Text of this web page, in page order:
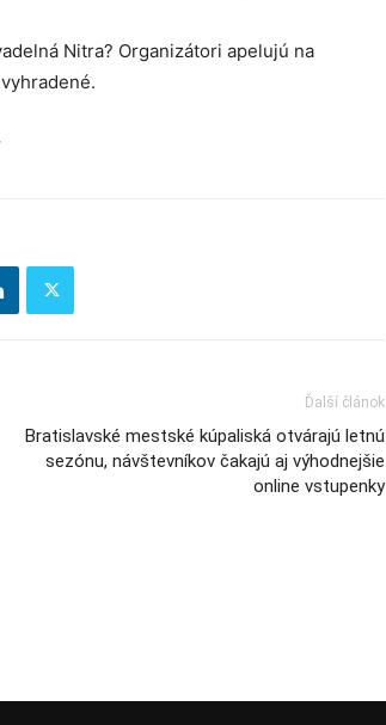
Nitra? Organizátori apelujú na
Ďalší článok
Bratislavské mestské kúpaliská otvárajú letnú
sezónu, návštevníkov čakajú aj výhodnejšie
online vstupenky